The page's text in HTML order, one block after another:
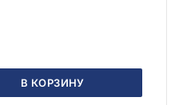
В КОРЗИНУ